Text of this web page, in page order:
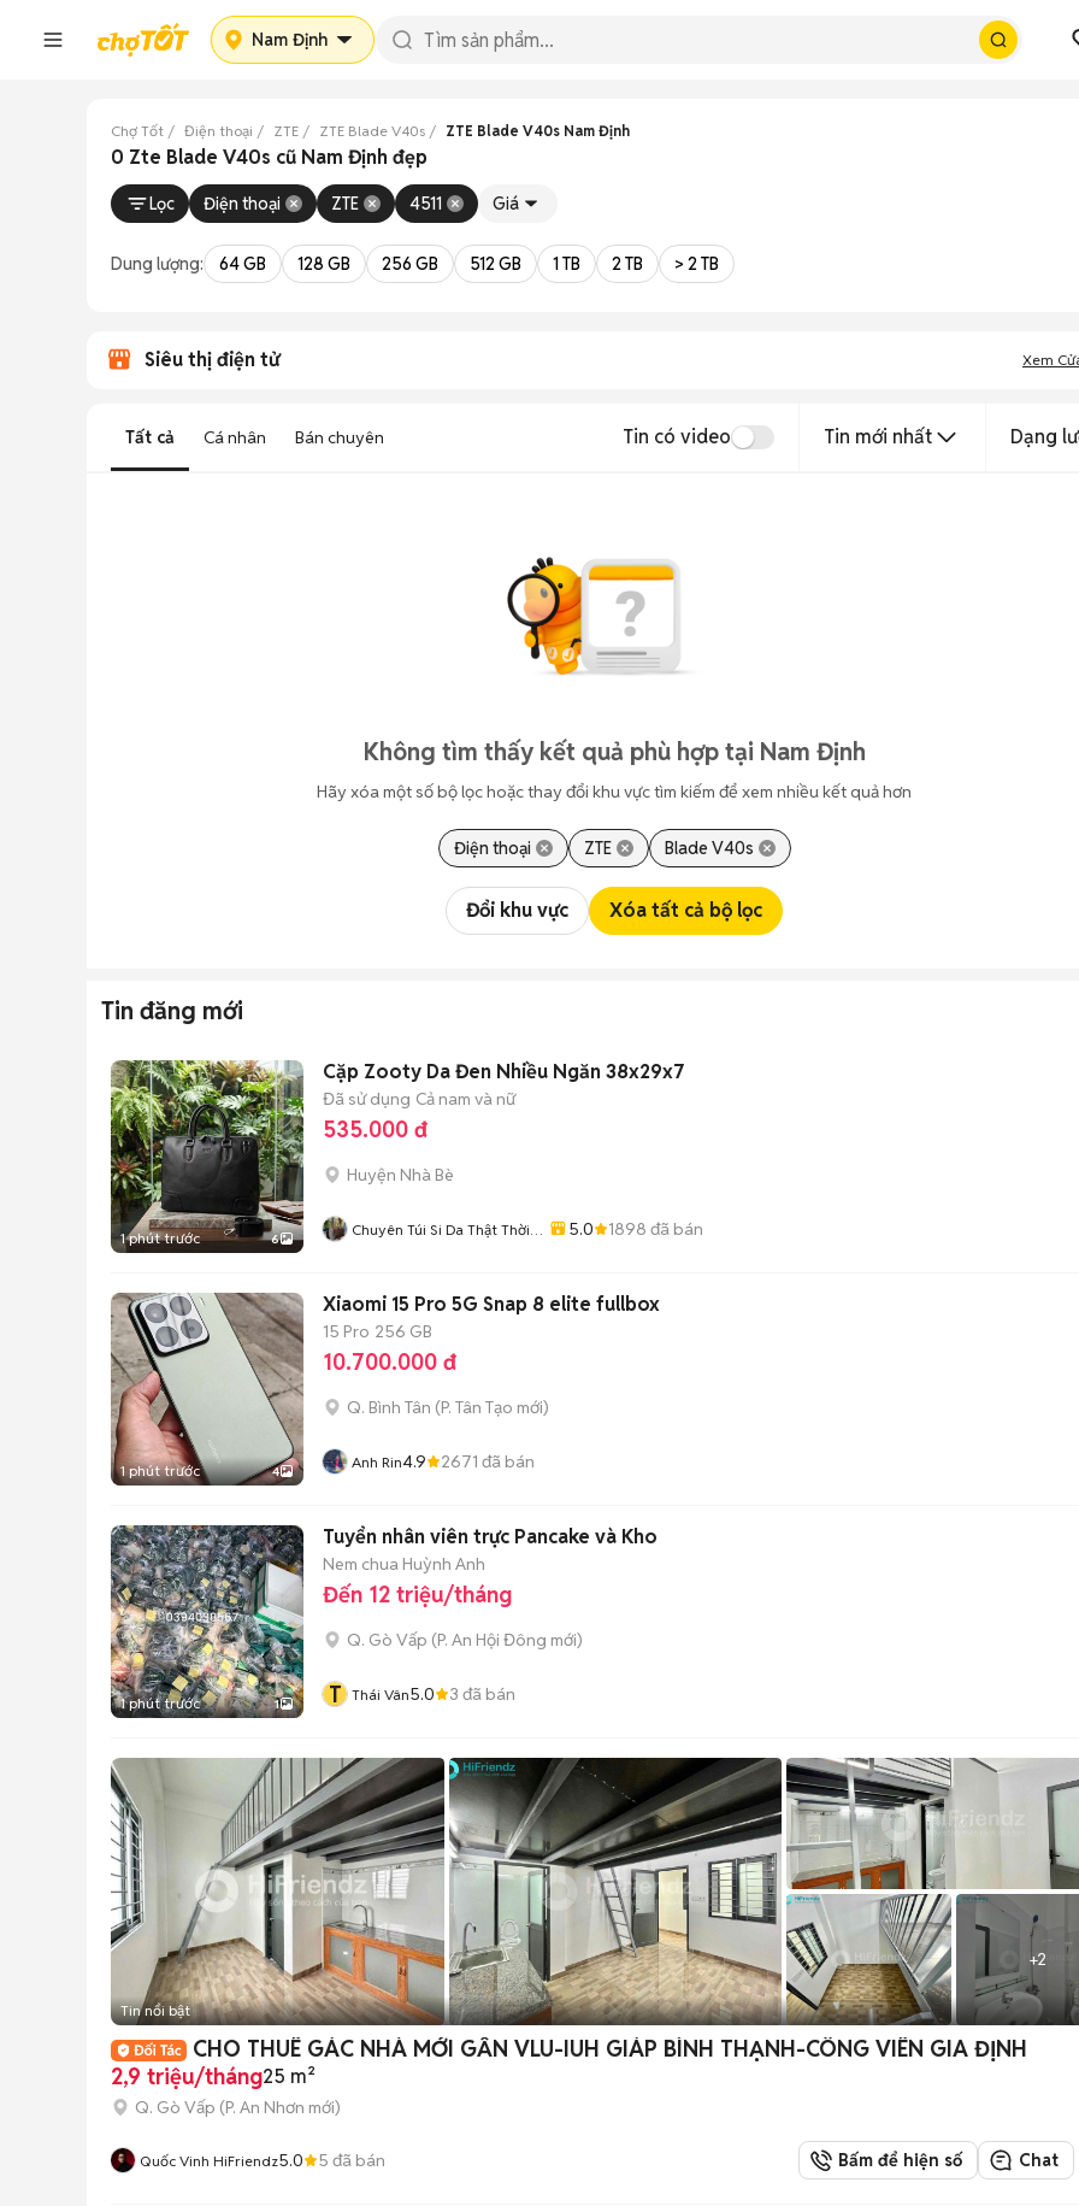
Nam Định
Chợ Tốt Điện thoại ZTE ZTE Blade V40s ZTE Blade V40s Nam Định
0 Zte Blade V40s cũ Nam Định đẹp
Lọc Điện thoại ZTE 4511 Giá
Dung lượng: 64 GB 128 GB 256 GB 512 GB 1 TB 2 TB > 2 TB
Siêu thị điện tử Xem
Tất cả Cá nhân Bán chuyên Tin có video Tin mới nhất Dạng
Không tìm thấy kết quả phù hợp tại Nam Định
Hãy xóa một số bộ lọc hoặc thay đổi khu vực tìm kiếm để xem nhiều kết quả hơn
Điện thoại ZTE Blade V40s
Đổi khu vực Xóa tất cả bộ lọc
Tin đăng mới
1 phút trước 6
Cặp Zooty Da Đen Nhiều Ngăn 38x29x7
Đã sử dụng Cả nam và nữ
535.000 đ
Huyện Nhà Bè
Chuyên Túi Si Da Thật Thời
5.0 1898 đã bán
1 phút trước 4
Xiaomi 15 Pro 5G Snap 8 elite fullbox
15 Pro 256 GB
10.700.000 đ
Q. Bình Tân (P. Tân Tạo mới)
Anh Rin4.9 2671 đã bán
1 phút trước 1
Tuyển nhân viên trực Pancake và Kho
Nem chua Huỳnh Anh
Đến 12 triệu/tháng
Q. Gò Vấp (P. An Hội Đông mới)
T Thái Vân5.0 3 đã bán
+2
Tin nổi bật
CHO THUÊ GÁC NHÀ MỚI GẦN VLU-IUH GIÁP BÌNH THẠNH-CÔNG VIÊN GIA ĐỊNH
2,9 triệu/tháng25 m²
Q. Gò Vấp (P. An Nhơn mới)
Quốc Vinh HiFriendz5.0 5 đã bán Bấm để hiện số Chat